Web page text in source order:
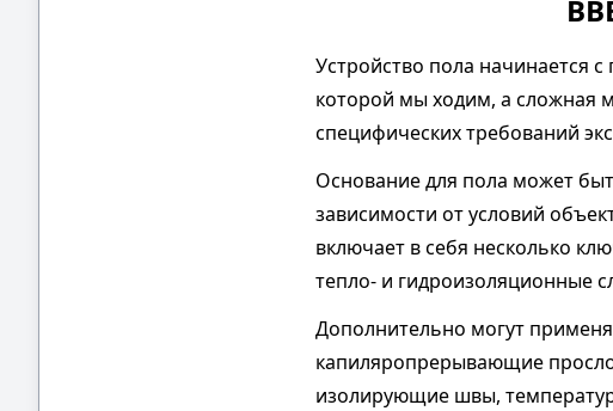
Устройство пола начинается
которой мы ходим, а сложная
специфических требований
Основание для пола может
зависимости от условий
включает в себя несколько
тепло- и гидроизоляционные
Дополнительно могут
капиляропрерывающие
изолирующие швы,